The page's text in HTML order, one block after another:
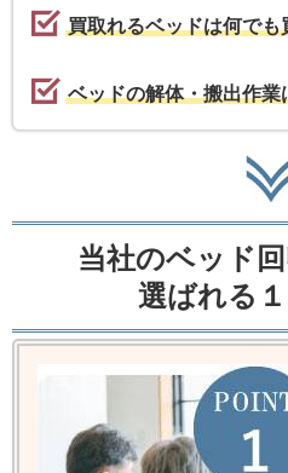
買取れるベッドは何でも
ベッドの解体・搬出作業
当社のベッド
選ばれる